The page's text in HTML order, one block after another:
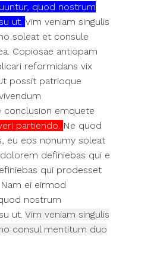
quod nostrum
ut. Vim veniam singulis
soleat et consule
Copiosae antiopam
reformidans vix
possit patrioque
conclusion emquete
partiendo. Ne quod
eu eos nonumy soleat
definiebas qui e
qui prodesset
ei eirmod
nostrum
ut. Vim veniam singulis
consul mentitum duo